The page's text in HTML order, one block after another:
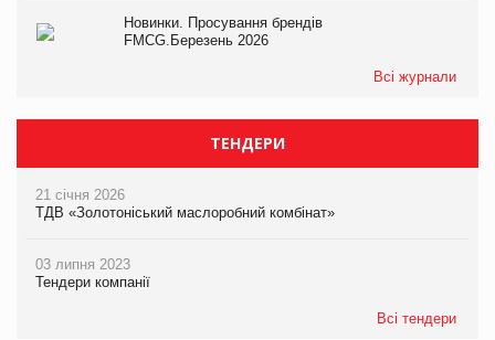
Новинки. Просування брендів
FMCG.Березень 2026
Всі журнали
ТЕНДЕРИ
21 січня 2026
ТДВ «Золотоніський маслоробний комбінат»
03 липня 2023
Тендери компанії
Всі тендери